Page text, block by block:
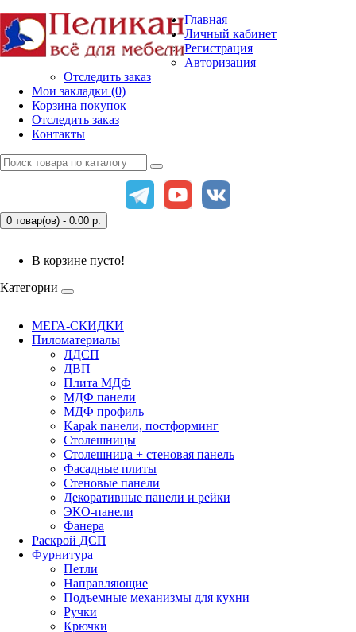
Главная
Личный кабинет
Регистрация
Авторизация
Отследить заказ
Мои закладки (0)
Корзина покупок
Отследить заказ
Контакты
0 товар(ов) - 0.00 р.
В корзине пусто!
Категории
МЕГА-СКИДКИ
Пиломатериалы
ЛДСП
ДВП
Плита МДФ
МДФ панели
МДФ профиль
Kapak панели, постформинг
Столешницы
Столешница + стеновая панель
Фасадные плиты
Стеновые панели
Декоративные панели и рейки
ЭКО-панели
Фанера
Раскрой ДСП
Фурнитура
Петли
Направляющие
Подъемные механизмы для кухни
Ручки
Крючки